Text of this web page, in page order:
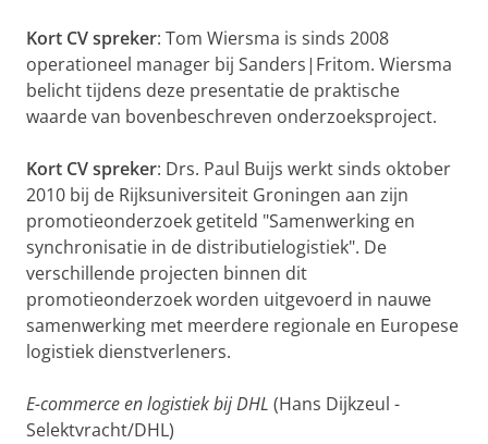
Kort CV spreker: Tom Wiersma is sinds 2008
operationeel manager bij Sanders|Fritom. Wiersma
belicht tijdens deze presentatie de praktische
waarde van bovenbeschreven onderzoeksproject.
Kort CV spreker: Drs. Paul Buijs werkt sinds oktober
2010 bij de Rijksuniversiteit Groningen aan zijn
promotieonderzoek getiteld "Samenwerking en
synchronisatie in de distributielogistiek". De
verschillende projecten binnen dit
promotieonderzoek worden uitgevoerd in nauwe
samenwerking met meerdere regionale en Europese
logistiek dienstverleners.
E-commerce en logistiek bij DHL (Hans Dijkzeul -
Selektvracht/DHL)